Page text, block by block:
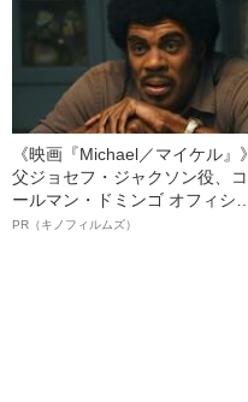
《映画『Michael／マイケル』》
父ジョセフ・ジャクソン役、コ
ールマン・ドミンゴ オフィシャ
ルインタビュー“観客を魅了した
PR（キノフィルムズ）